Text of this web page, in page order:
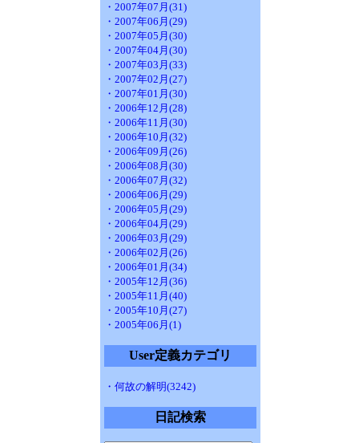
・2007年07月(31)
・2007年06月(29)
・2007年05月(30)
・2007年04月(30)
・2007年03月(33)
・2007年02月(27)
・2007年01月(30)
・2006年12月(28)
・2006年11月(30)
・2006年10月(32)
・2006年09月(26)
・2006年08月(30)
・2006年07月(32)
・2006年06月(29)
・2006年05月(29)
・2006年04月(29)
・2006年03月(29)
・2006年02月(26)
・2006年01月(34)
・2005年12月(36)
・2005年11月(40)
・2005年10月(27)
・2005年06月(1)
User定義カテゴリ
・何故の解明(3242)
日記検索